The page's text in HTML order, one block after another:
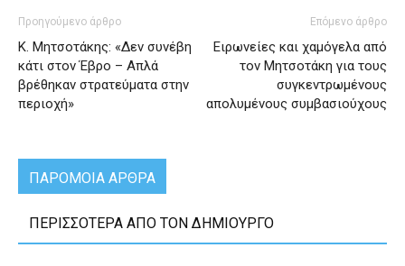
Προηγούμενο άρθρο
Κ. Μητσοτάκης: «Δεν συνέβη
κάτι στον Έβρο – Απλά
βρέθηκαν στρατεύματα στην
περιοχή»
Επόμενο άρθρο
Ειρωνείες και χαμόγελα από
τον Μητσοτάκη για τους
συγκεντρωμένους
απολυμένους συμβασιούχους
ΠΑΡΟΜΟΙΑ ΑΡΘΡΑ
ΠΕΡΙΣΣΟΤΕΡΑ ΑΠΟ ΤΟΝ ΔΗΜΙΟΥΡΓΟ